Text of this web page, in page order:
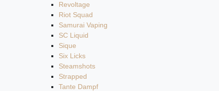
Revoltage
Riot Squad
Samurai Vaping
SC Liquid
Sique
Six Licks
Steamshots
Strapped
Tante Dampf